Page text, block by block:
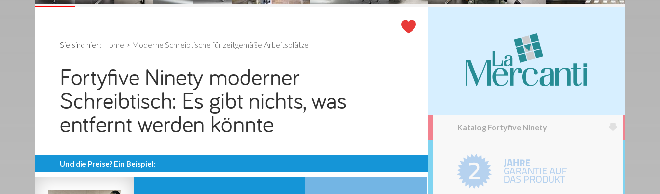
Sie sind hier: Home > Moderne Schreibtische für zeitgemäße Arbeitsplätze
Fortyfive Ninety moderner
Schreibtisch: Es gibt nichts, was
entfernt werden könnte
Und die Preise? Ein Beispiel:
Katalog Fortyfive Ninety